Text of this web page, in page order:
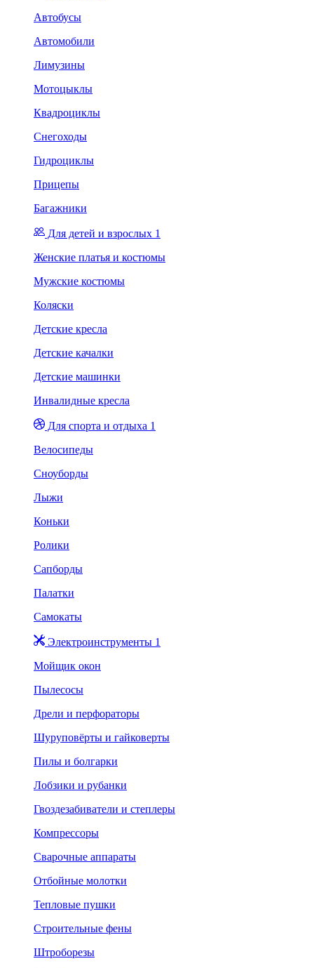
Автобусы
Автомобили
Лимузины
Мотоцыклы
Квадроциклы
Снегоходы
Гидроциклы
Прицепы
Багажники
Для детей и взрослых 1
Женские платья и костюмы
Мужские костюмы
Коляски
Детские кресла
Детские качалки
Детские машинки
Инвалидные кресла
Для спорта и отдыха 1
Велосипеды
Сноуборды
Лыжи
Коньки
Ролики
Сапборды
Палатки
Самокаты
Электроинструменты 1
Мойщик окон
Пылесосы
Дрели и перфораторы
Шуруповёрты и гайковерты
Пилы и болгарки
Лобзики и рубанки
Гвоздезабиватели и степлеры
Компрессоры
Сварочные аппараты
Отбойные молотки
Тепловые пушки
Строительные фены
Штроборезы